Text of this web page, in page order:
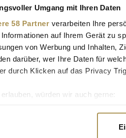
Umgang mit Ihren Daten
58 Partner verarbeiten Ihre
auf Ihrem Gerät zu
von Werbung und Inhalten,
darüber, wer Ihre Daten für
durch Klicken auf das Privacy
würden wir auch gerne:
mehr darüber, wie Ihre